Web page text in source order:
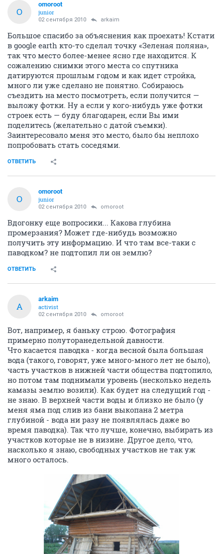
O
omoroot
junior
02 сентября 2010 arkaim
Большое спасибо за объяснения как проехать! Кстати
в google earth кто-то сделал точку «Зеленая поляна»,
так что место более-менее ясно где находится. К
сожалению снимки этого места со спутника
датируются прошлым годом и как идет стройка,
много ли уже сделано не понятно. Собираюсь
съездить на место посмотреть, если получится —
выложу фотки. Ну а если у кого-нибудь уже фотки
строек есть — буду благодарен, если Вы ими
поделитесь (желательно с датой съемки).
Заинтересовало меня это место, было бы неплохо
попробовать стать соседями.
ОТВЕТИТЬ
O
omoroot
junior
02 сентября 2010 omoroot
Вдогонку еще вопросики... Какова глубина
промерзания? Может где-нибудь возможно
получить эту информацию. И что там все-таки с
паводком? не подтопил ли он землю?
ОТВЕТИТЬ
A
arkaim
activist
02 сентября 2010 omoroot
Вот, например, я баньку строю. Фотография
примерно полуторанедельной давности.
Что касается паводка - когда весной была большая
вода (такого, говорят, уже много-много лет не было),
часть участков в нижней части общества подтопило,
но потом там поднимали уровень (несколько недель
камазы землю возили). Как будет на следущий год -
не знаю. В верхней части воды и близко не было (у
меня яма под слив из бани выкопана 2 метра
глубиной - вода ни разу не появлялась даже во
время паводка). Так что лучше, конечно, выбирать из
участков которые не в низине. Другое дело, что,
насколько я знаю, свободных участков не так уж
много осталось.